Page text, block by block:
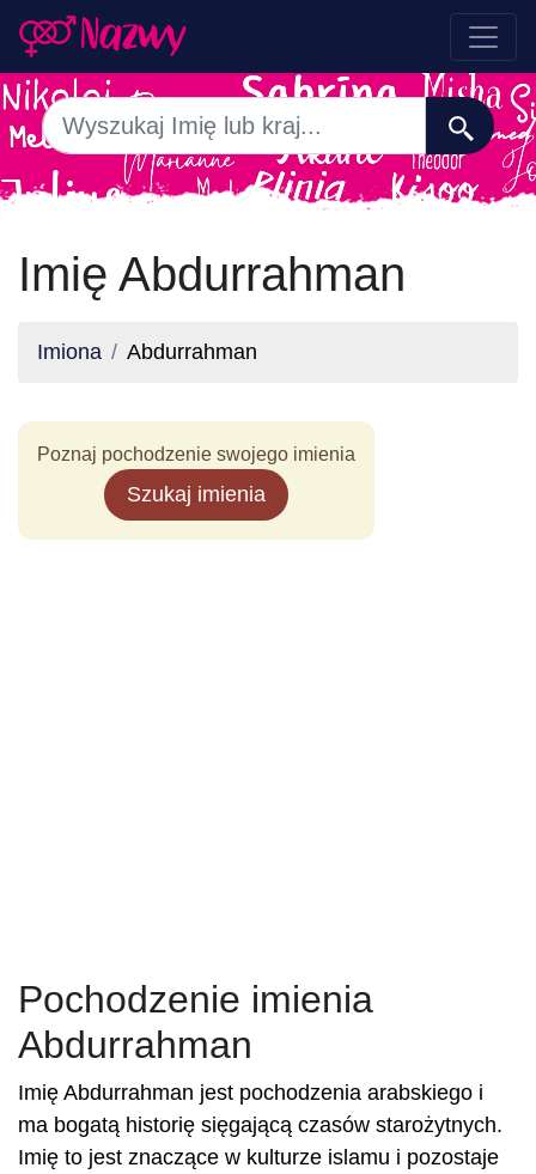
Imię Abdurrahman
Imiona Abdurrahman
Poznaj pochodzenie swojego imienia
Szukaj imienia
Pochodzenie imienia
Abdurrahman
Imię Abdurrahman jest pochodzenia arabskiego i
ma bogatą historię sięgającą czasów starożytnych.
Imię to jest znaczące w kulturze islamu i pozostaje